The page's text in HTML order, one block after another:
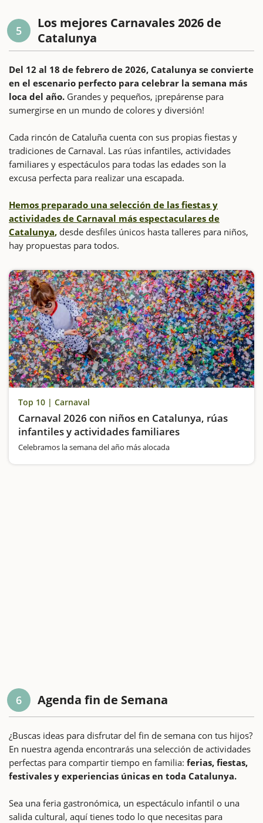
5
Los mejores Carnavales 2026 de
Catalunya
Del 12 al 18 de febrero de 2026, Catalunya se convierte
en el escenario perfecto para celebrar la semana más
loca del año. Grandes y pequeños, ¡prepárense para
sumergirse en un mundo de colores y diversión!
Cada rincón de Cataluña cuenta con sus propias fiestas y
tradiciones de Carnaval. Las rúas infantiles, actividades
familiares y espectáculos para todas las edades son la
excusa perfecta para realizar una escapada.
Hemos preparado una selección de las fiestas y
actividades de Carnaval más espectaculares de
Catalunya, desde desfiles únicos hasta talleres para niños,
hay propuestas para todos.
Top 10 | Carnaval
Carnaval 2026 con niños en Catalunya, rúas
infantiles y actividades familiares
Celebramos la semana del año más alocada
6 Agenda fin de Semana
¿Buscas ideas para disfrutar del fin de semana con tus hijos?
En nuestra agenda encontrarás una selección de actividades
perfectas para compartir tiempo en familia: ferias, fiestas,
festivales y experiencias únicas en toda Catalunya.
Sea una feria gastronómica, un espectáculo infantil o una
salida cultural, aquí tienes todo lo que necesitas para